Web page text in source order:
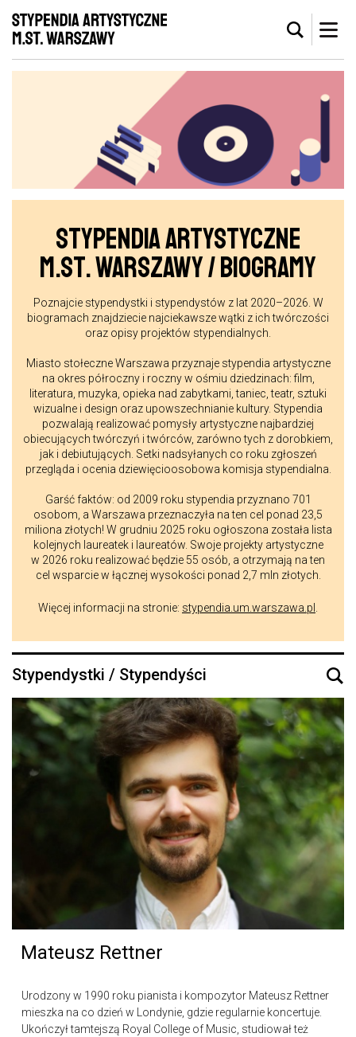
STYPENDIA ARTYSTYCZNE
M.ST. WARSZAWY / BIOGRAMY
Poznajcie stypendystki i stypendystów z lat 2020–2026. W
biogramach znajdziecie najciekawsze wątki z ich twórczości
oraz opisy projektów stypendialnych.
Miasto stołeczne Warszawa przyznaje stypendia artystyczne
na okres półroczny i roczny w ośmiu dziedzinach: film,
literatura, muzyka, opieka nad zabytkami, taniec, teatr, sztuki
wizualne i design oraz upowszechnianie kultury. Stypendia
pozwalają realizować pomysły artystyczne najbardziej
obiecujących twórczyń i twórców, zarówno tych z dorobkiem,
jak i debiutujących. Setki nadsyłanych co roku zgłoszeń
przegląda i ocenia dziewięcioosobowa komisja stypendialna.
Garść faktów: od 2009 roku stypendia przyznano 701
osobom, a Warszawa przeznaczyła na ten cel ponad 23,5
miliona złotych! W grudniu 2025 roku ogłoszona została lista
kolejnych laureatek i laureatów. Swoje projekty artystyczne
w 2026 roku realizować będzie 55 osób, a otrzymają na ten
cel wsparcie w łącznej wysokości ponad 2,7 mln złotych.
Więcej informacji na stronie: stypendia.um.warszawa.pl .
Stypendystki / Stypendyści
Mateusz Rettner
Urodzony w 1990 roku pianista i kompozytor Mateusz Rettner
mieszka na co dzień w Londynie, gdzie regularnie koncertuje.
Ukończył tamtejszą Royal College of Music, studiował też